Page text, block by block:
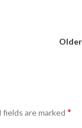
Older
fields are marked *